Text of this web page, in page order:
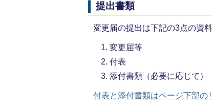
提出書類
変更届の提出は下記の3点の資
変更届等
付表
添付書類（必要に応じて）
付表と添付書類はページ下部の